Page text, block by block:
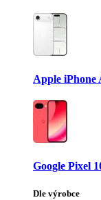
Apple iPhone
Google Pixel
Dle výrobce